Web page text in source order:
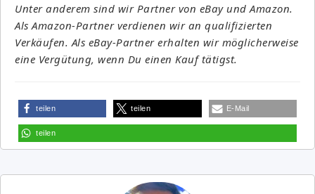
Unter anderem sind wir Partner von eBay und Amazon.
Als Amazon-Partner verdienen wir an qualifizierten
Verkäufen. Als eBay-Partner erhalten wir möglicherweise
eine Vergütung, wenn Du einen Kauf tätigst.
teilen teilen E-Mail
teilen